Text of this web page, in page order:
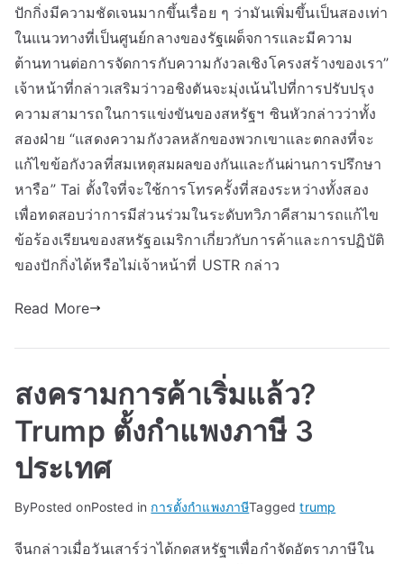
ปักกิ่งมีความชัดเจนมากขึ้นเรื่อย ๆ ว่ามันเพิ่มขึ้นเป็นสองเท่า
ในแนวทางที่เป็นศูนย์กลางของรัฐเผด็จการและมีความ
ต้านทานต่อการจัดการกับความกังวลเชิงโครงสร้างของเรา”
เจ้าหน้าที่กล่าวเสริมว่าวอชิงตันจะมุ่งเน้นไปที่การปรับปรุง
ความสามารถในการแข่งขันของสหรัฐฯ ซินหัวกล่าวว่าทั้ง
สองฝ่าย “แสดงความกังวลหลักของพวกเขาและตกลงที่จะ
แก้ไขข้อกังวลที่สมเหตุสมผลของกันและกันผ่านการปรึกษา
หารือ” Tai ตั้งใจที่จะใช้การโทรครั้งที่สองระหว่างทั้งสอง
เพื่อทดสอบว่าการมีส่วนร่วมในระดับทวิภาคีสามารถแก้ไข
ข้อร้องเรียนของสหรัฐอเมริกาเกี่ยวกับการค้าและการปฏิบัติ
ของปักกิ่งได้หรือไม่เจ้าหน้าที่ USTR กล่าว
Read More
สงครามการค้าเริ่มแล้ว?
Trump ตั้งกำแพงภาษี 3
ประเทศ
ByPosted onPosted in การตั้งกำแพงภาษีTaggedtrump
จีนกล่าวเมื่อวันเสาร์ว่าได้กดสหรัฐฯเพื่อกำจัดอัตราภาษีใน